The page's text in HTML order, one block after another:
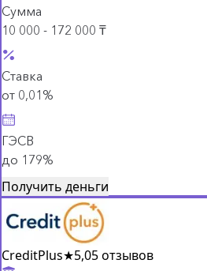
Сумма
10 000 - 172 000 ₸
Ставка
от 0,01%
ГЭСВ
до 179%
Получить деньги
CreditPlus★5,05 отзывов